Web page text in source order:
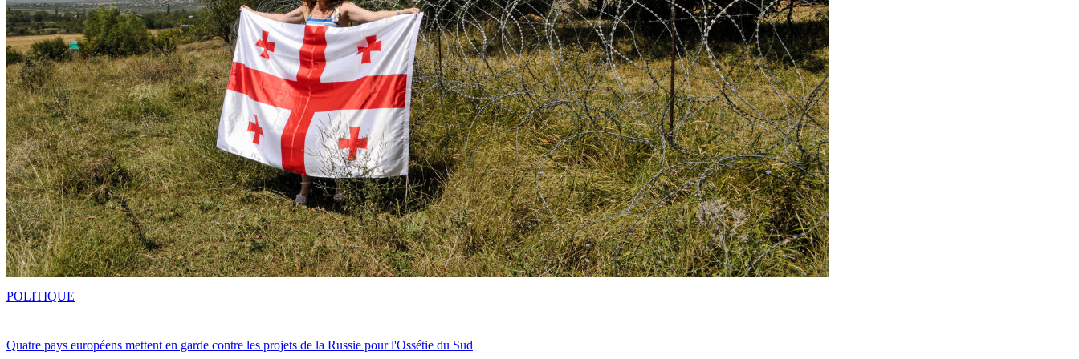
Quatre pays européens mettent en garde contre les projets de la Russie pour l'Ossétie du Sud
POLITIQUE